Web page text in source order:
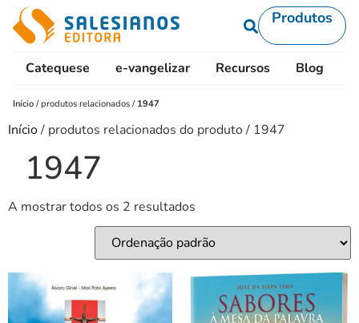
Produtos
Catequese e-vangelizar Recursos Blog
Início /produtos relacionados / 1947
Início/ produtos relacionados do produto / 1947
1947
A mostrar todos os 2 resultados